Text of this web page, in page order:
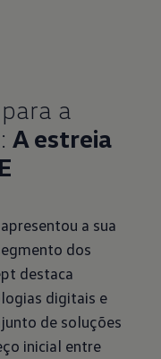
a
A estreia
a sua
dos
destaca
digitais e
de soluções
inicial entre